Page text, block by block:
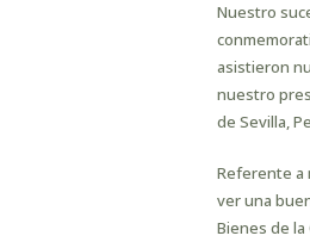
Nuestro
asistieron
nuestro
de Sevilla,
Referente a
ver una
Bienes de